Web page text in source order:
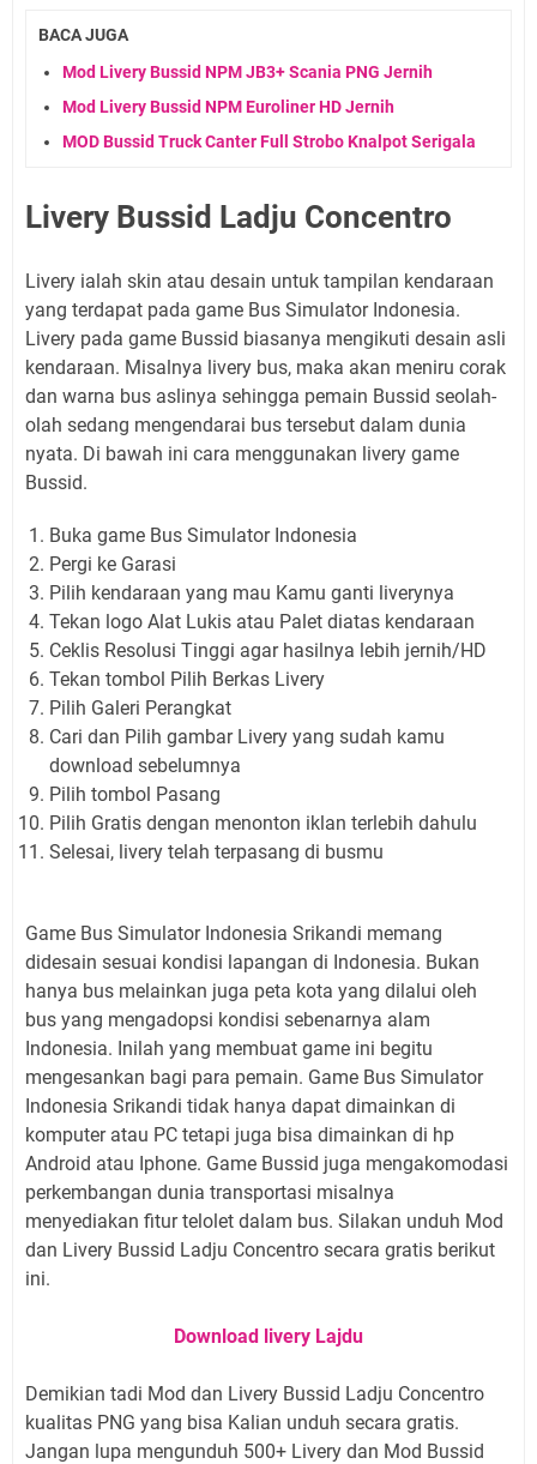
BACA JUGA
Mod Livery Bussid NPM JB3+ Scania PNG Jernih
Mod Livery Bussid NPM Euroliner HD Jernih
MOD Bussid Truck Canter Full Strobo Knalpot Serigala
Livery Bussid Ladju Concentro
Livery ialah skin atau desain untuk tampilan kendaraan
yang terdapat pada game Bus Simulator Indonesia.
Livery pada game Bussid biasanya mengikuti desain asli
kendaraan. Misalnya livery bus, maka akan meniru corak
dan warna bus aslinya sehingga pemain Bussid seolah-
olah sedang mengendarai bus tersebut dalam dunia
nyata. Di bawah ini cara menggunakan livery game
Bussid.
Buka game Bus Simulator Indonesia
Pergi ke Garasi
Pilih kendaraan yang mau Kamu ganti liverynya
Tekan logo Alat Lukis atau Palet diatas kendaraan
Ceklis Resolusi Tinggi agar hasilnya lebih jernih/HD
Tekan tombol Pilih Berkas Livery
Pilih Galeri Perangkat
Cari dan Pilih gambar Livery yang sudah kamu
download sebelumnya
Pilih tombol Pasang
Pilih Gratis dengan menonton iklan terlebih dahulu
Selesai, livery telah terpasang di busmu
Game Bus Simulator Indonesia Srikandi memang
didesain sesuai kondisi lapangan di Indonesia. Bukan
hanya bus melainkan juga peta kota yang dilalui oleh
bus yang mengadopsi kondisi sebenarnya alam
Indonesia. Inilah yang membuat game ini begitu
mengesankan bagi para pemain. Game Bus Simulator
Indonesia Srikandi tidak hanya dapat dimainkan di
komputer atau PC tetapi juga bisa dimainkan di hp
Android atau Iphone. Game Bussid juga mengakomodasi
perkembangan dunia transportasi misalnya
menyediakan fitur telolet dalam bus. Silakan unduh Mod
dan Livery Bussid Ladju Concentro secara gratis berikut
ini.
Download livery Lajdu
Demikian tadi Mod dan Livery Bussid Ladju Concentro
kualitas PNG yang bisa Kalian unduh secara gratis.
Jangan lupa mengunduh 500+ Livery dan Mod Bussid